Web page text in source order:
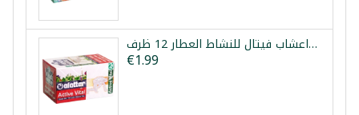
خلطة اعشاب فيتال للنشاط العطار 12 ظرف
€1.99